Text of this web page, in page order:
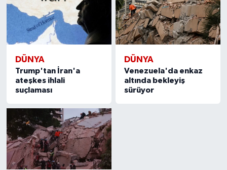
DÜNYA
Trump'tan İran'a
ateşkes ihlali
suçlaması
DÜNYA
Venezuela'da enkaz
altında bekleyiş
sürüyor